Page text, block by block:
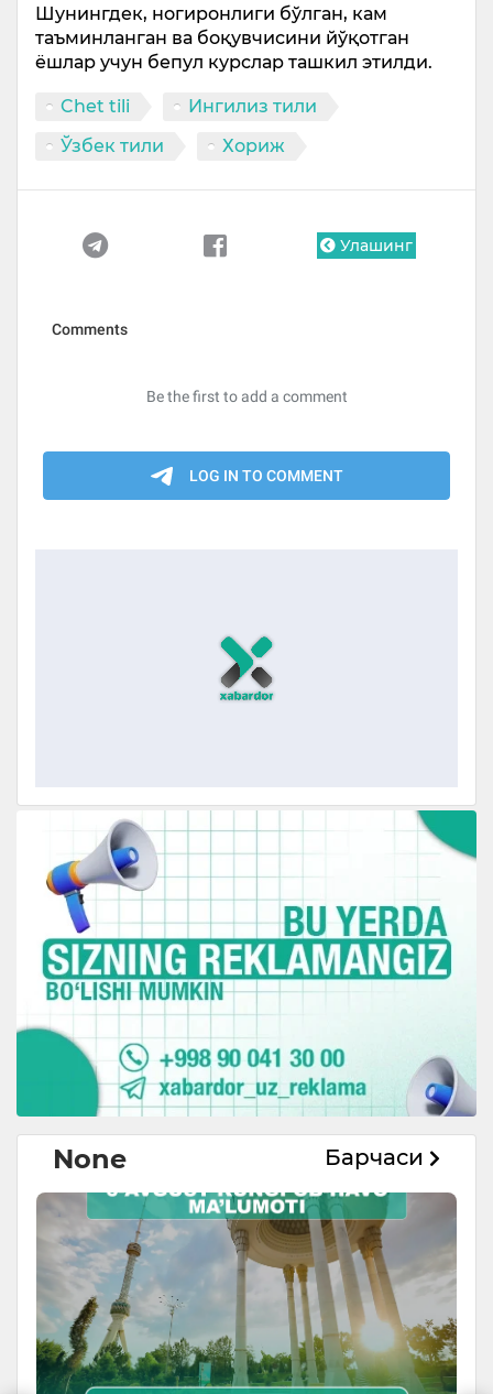
Шунингдек, ногиронлиги бўлган, кам
таъминланган ва боқувчисини йўқотган
ёшлар учун бепул курслар ташкил этилди.
Chet tili
Ингилиз тили
Ўзбек тили
Хориж
Улашинг
None Барчаси